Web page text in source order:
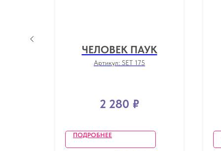
ЧЕЛОВЕК ПАУК
Артикул: SET 175
2 280 ₽
ПОДРОБНЕЕ